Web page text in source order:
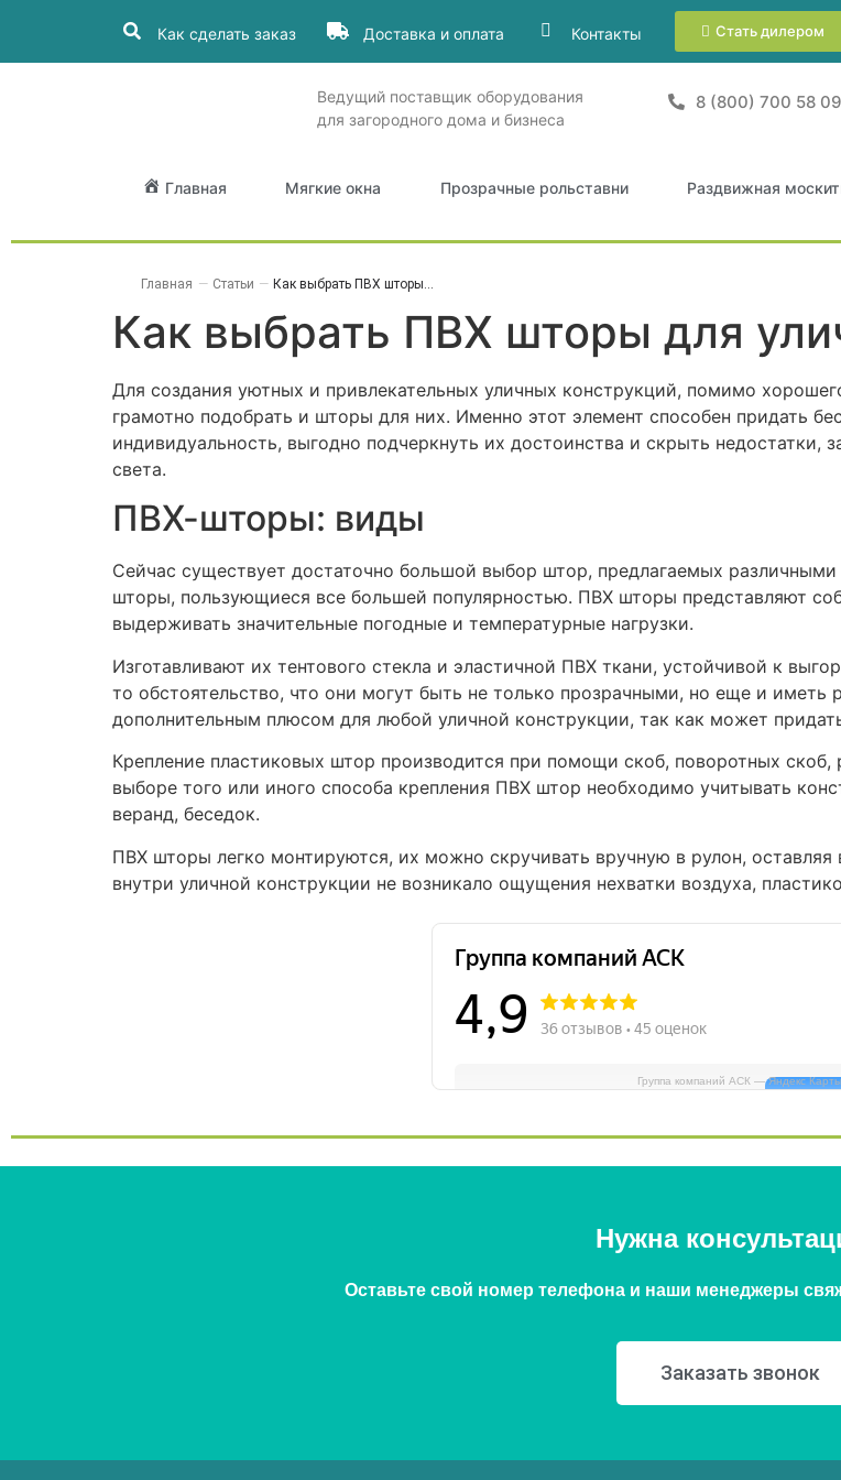
Как сделать заказ Доставка и оплата Контакты Стать дилером
Ведущий поставщик оборудования
для загородного дома и бизнеса
8 (800) 700 58 09
Главная Мягкие окна Прозрачные рольставни Раздвижная
Главная — Статьи — Как выбрать ПВХ шторы...
Как выбрать ПВХ шторы для
Для создания уютных и привлекательных уличных конструкций, помимо
грамотно подобрать и шторы для них. Именно этот элемент способен придать
индивидуальность, выгодно подчеркнуть их достоинства и скрыть недостатки,
света.
ПВХ-шторы: виды
Сейчас существует достаточно большой выбор штор, предлагаемых
шторы, пользующиеся все большей популярностью. ПВХ шторы представляют
выдерживать значительные погодные и температурные нагрузки.
Изготавливают их тентового стекла и эластичной ПВХ ткани, устойчивой к
то обстоятельство, что они могут быть не только прозрачными, но еще и
дополнительным плюсом для любой уличной конструкции, так как может
Крепление пластиковых штор производится при помощи скоб, поворотных
выборе того или иного способа крепления ПВХ штор необходимо учитывать
веранд, беседок.
ПВХ шторы легко монтируются, их можно скручивать вручную в рулон,
внутри уличной конструкции не возникало ощущения нехватки воздуха,
Группа компаний АСК — Яндекс Карты
Нужна
Оставьте свой номер телефона и наши менеджеры
Заказать звонок